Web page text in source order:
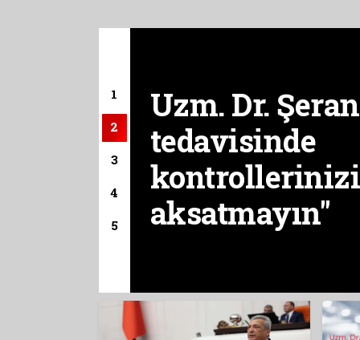
Uzm. Dr.
tedavisinde
kontrollerinizi
aksatmayın"
1
2
3
4
5